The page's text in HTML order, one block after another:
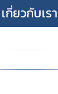
เกี่ยวกับเรา